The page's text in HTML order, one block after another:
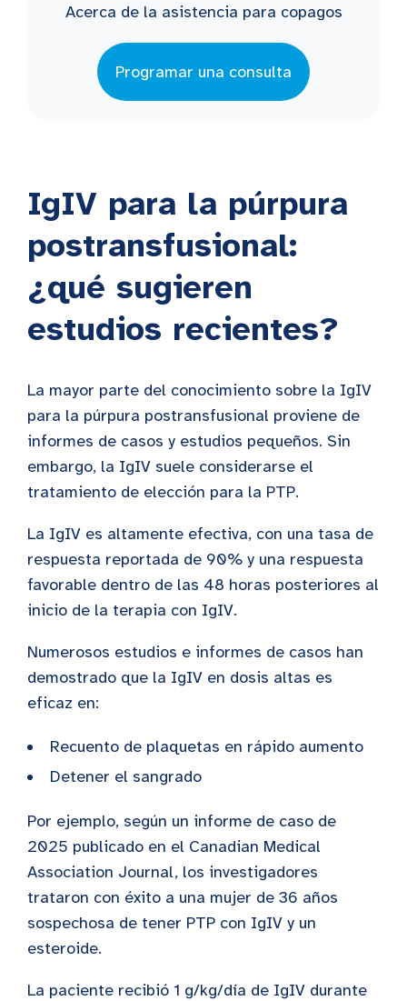
Acerca de la asistencia para copagos
Programar una consulta
IgIV para la púrpura
postransfusional:
¿qué sugieren
estudios recientes?
La mayor parte del conocimiento sobre la IgIV
para la púrpura postransfusional proviene de
informes de casos y estudios pequeños. Sin
embargo, la IgIV suele considerarse el
tratamiento de elección para la PTP.
La IgIV es altamente efectiva, con una tasa de
respuesta reportada de 90% y una respuesta
favorable dentro de las 48 horas posteriores al
inicio de la terapia con IgIV.
Numerosos estudios e informes de casos han
demostrado que la IgIV en dosis altas es
eficaz en:
Recuento de plaquetas en rápido aumento
Detener el sangrado
Por ejemplo, según un informe de caso de
2025 publicado en el Canadian Medical
Association Journal, los investigadores
trataron con éxito a una mujer de 36 años
sospechosa de tener PTP con IgIV y un
esteroide.
La paciente recibió 1 g/kg/día de IgIV durante